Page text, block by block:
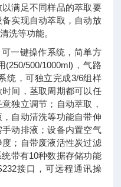
满足不同样品的萃取要
实现自动萃取，自动放
洗等功能。
一键操作系统，简单方
500/1000ml)，气路
统，可独立完成3/6组样
间，茎取周期都可以任
独立调节；自动萃取，
自动清洗等功能自带伸
动排液；设备内置空气
；自带废液活性炭过滤
带有10种数据存储功能
接口，可远程通讯操